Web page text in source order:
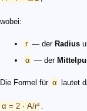
wobei:
r — der Radius
α — der
Die Formel für α lautet
α = 2 · A/r²